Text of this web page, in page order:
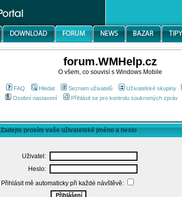
forum.WMHelp.cz
O všem, co souvisí s Windows Mobile
FAQ Hledat Seznam uživatelů Uživatelské skupiny
Osobní nastavení
Přihlásit se pro kontrolu soukromých zpráv
Zadejte prosím vaše uživatelské jméno a heslo
Uživatel:
Heslo:
Přihlásit mě automaticky při každé návštěvě: